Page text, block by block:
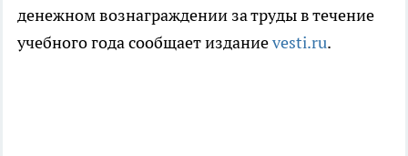
денежном вознаграждении за труды в течение
учебного года сообщает изданиеvesti.ru.